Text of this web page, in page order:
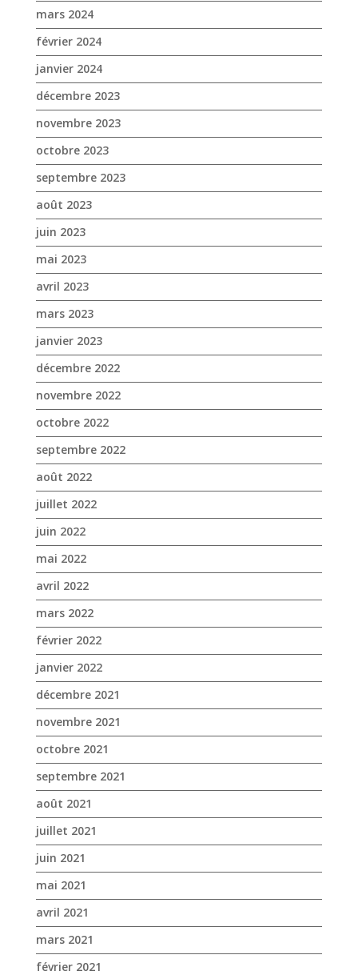
mars 2024
février 2024
janvier 2024
décembre 2023
novembre 2023
octobre 2023
septembre 2023
août 2023
juin 2023
mai 2023
avril 2023
mars 2023
janvier 2023
décembre 2022
novembre 2022
octobre 2022
septembre 2022
août 2022
juillet 2022
juin 2022
mai 2022
avril 2022
mars 2022
février 2022
janvier 2022
décembre 2021
novembre 2021
octobre 2021
septembre 2021
août 2021
juillet 2021
juin 2021
mai 2021
avril 2021
mars 2021
février 2021